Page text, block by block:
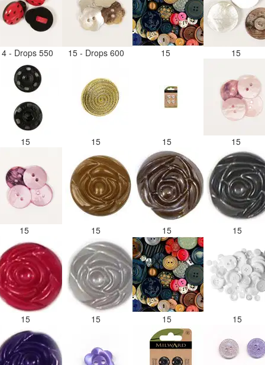
- Drops 550 15 - Drops 600 15 15
15 15 15 15
15 15 15 15
15 15 15 15